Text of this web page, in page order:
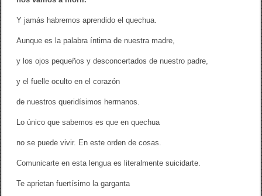
Y jamás habremos aprendido el quechua.
Aunque es la palabra íntima de nuestra madre,
y los ojos pequeños y desconcertados de nuestro padre,
y el fuelle oculto en el corazón
de nuestros queridísimos hermanos.
Lo único que sabemos es que en quechua
no se puede vivir. En este orden de cosas.
Comunicarte en esta lengua es literalmente suicidarte.
Te aprietan fuertísimo la garganta